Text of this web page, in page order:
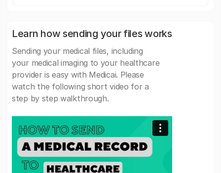
Learn how sending your files works
Sending your medical files, including
your medical imaging to your healthcare
provider is easy with Medicai. Please
watch the following short video for a
step by step walkthrough.